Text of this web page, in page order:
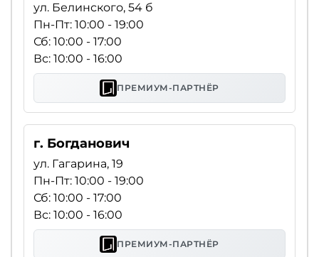
ул. Белинского, 54 б
Пн-Пт: 10:00 - 19:00
Сб: 10:00 - 17:00
Вс: 10:00 - 16:00
ПРЕМИУМ-ПАРТНЁР
г. Богданович
ул. Гагарина, 19
Пн-Пт: 10:00 - 19:00
Сб: 10:00 - 17:00
Вс: 10:00 - 16:00
ПРЕМИУМ-ПАРТНЁР